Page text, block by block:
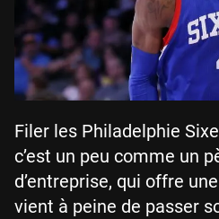
Filer les Philadelphie
c’est un peu comme un
d’entreprise, qui offre
vient à peine de passer